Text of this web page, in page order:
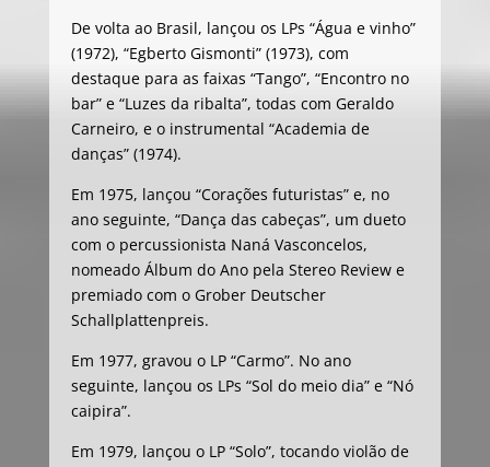
De volta ao Brasil, lançou os LPs “Água e vinho”
(1972), “Egberto Gismonti” (1973), com
destaque para as faixas “Tango”, “Encontro no
bar” e “Luzes da ribalta”, todas com Geraldo
Carneiro, e o instrumental “Academia de
danças” (1974).
Em 1975, lançou “Corações futuristas” e, no
ano seguinte, “Dança das cabeças”, um dueto
com o percussionista Naná Vasconcelos,
nomeado Álbum do Ano pela Stereo Review e
premiado com o Grober Deutscher
Schallplattenpreis.
Em 1977, gravou o LP “Carmo”. No ano
seguinte, lançou os LPs “Sol do meio dia” e “Nó
caipira”.
Em 1979, lançou o LP “Solo”, tocando violão de